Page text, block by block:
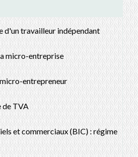
d'un travailleur indépendant
micro-entreprise
entrepreneur
de TVA
et commerciaux (BIC) : régime